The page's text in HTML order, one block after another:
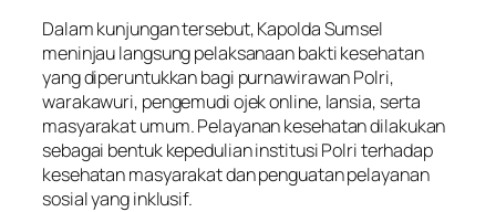
Dalam kunjungan tersebut, Kapolda Sumsel
meninjau langsung pelaksanaan bakti kesehatan
yang diperuntukkan bagi purnawirawan Polri,
warakawuri, pengemudi ojekonline, lansia, serta
masyarakat umum. Pelayanan kesehatan dilakukan
sebagai bentuk kepedulian institusi Polri terhadap
kesehatan masyarakat dan penguatan pelayanan
sosial yang inklusif.